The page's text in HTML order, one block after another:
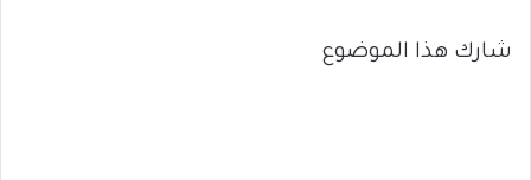
شارك هذا الموضوع